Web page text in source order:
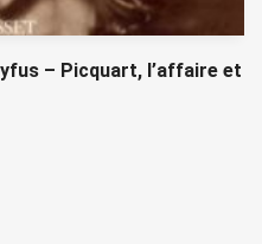
– Picquart, l’affaire et